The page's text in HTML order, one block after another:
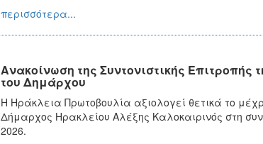
περισσότερα...
Ανακοίνωση της Συντονιστικής
του Δημάρχου
H Ηράκλεια Πρωτοβουλία αξιολογεί θετικά το
Δήμαρχος Ηρακλείου Αλέξης Καλοκαιρινός στη
2026.